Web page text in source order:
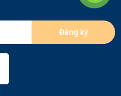
Đăng ký